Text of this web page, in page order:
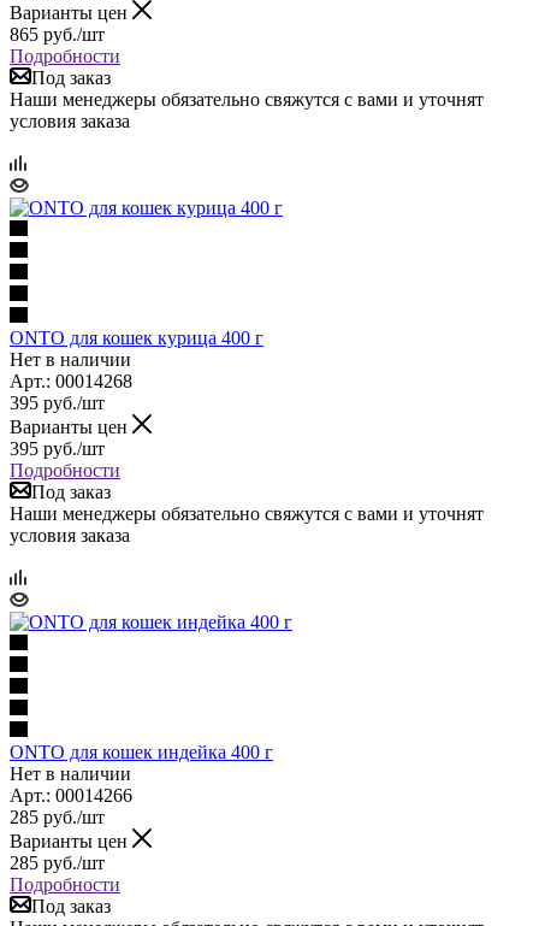
Варианты цен
865 руб./шт
Подробности
Под заказ
Наши менеджеры обязательно свяжутся с вами и уточнят
условия заказа
ONTO для кошек курица 400 г
Нет в наличии
Арт.: 00014268
395 руб./шт
Варианты цен
395 руб./шт
Подробности
Под заказ
Наши менеджеры обязательно свяжутся с вами и уточнят
условия заказа
ONTO для кошек индейка 400 г
Нет в наличии
Арт.: 00014266
285 руб./шт
Варианты цен
285 руб./шт
Подробности
Под заказ